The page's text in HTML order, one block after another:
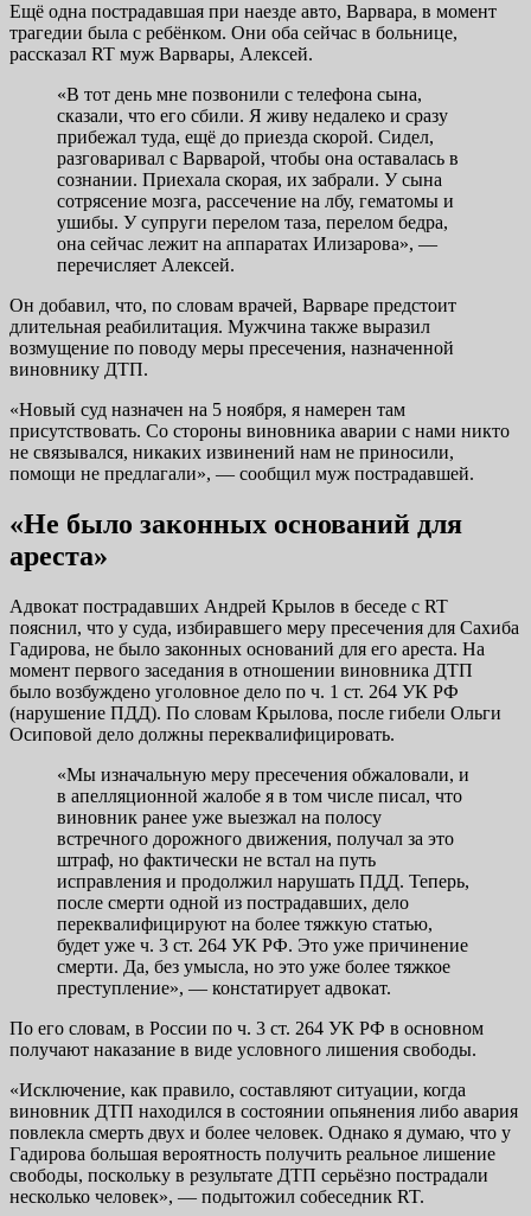
Ещё одна пострадавшая при наезде авто, Варвара, в момент
трагедии была с ребёнком. Они оба сейчас в больнице,
рассказал RT муж Варвары, Алексей.
«В тот день мне позвонили с телефона сына,
сказали, что его сбили. Я живу недалеко и сразу
прибежал туда, ещё до приезда скорой. Сидел,
разговаривал с Варварой, чтобы она оставалась в
сознании. Приехала скорая, их забрали. У сына
сотрясение мозга, рассечение на лбу, гематомы и
ушибы. У супруги перелом таза, перелом бедра,
она сейчас лежит на аппаратах Илизарова», —
перечисляет Алексей.
Он добавил, что, по словам врачей, Варваре предстоит
длительная реабилитация. Мужчина также выразил
возмущение по поводу меры пресечения, назначенной
виновнику ДТП.
«Новый суд назначен на 5 ноября, я намерен там
присутствовать. Со стороны виновника аварии с нами никто
не связывался, никаких извинений нам не приносили,
помощи не предлагали», — сообщил муж пострадавшей.
«Не было законных оснований для
ареста»
Адвокат пострадавших Андрей Крылов в беседе с RT
пояснил, что у суда, избиравшего меру пресечения для Сахиба
Гадирова, не было законных оснований для его ареста. На
момент первого заседания в отношении виновника ДТП
было возбуждено уголовное дело по ч. 1 ст. 264 УК РФ
(нарушение ПДД). По словам Крылова, после гибели Ольги
Осиповой дело должны переквалифицировать.
«Мы изначальную меру пресечения обжаловали, и
в апелляционной жалобе я в том числе писал, что
виновник ранее уже выезжал на полосу
встречного дорожного движения, получал за это
штраф, но фактически не встал на путь
исправления и продолжил нарушать ПДД. Теперь,
после смерти одной из пострадавших, дело
переквалифицируют на более тяжкую статью,
будет уже ч. 3 ст. 264 УК РФ. Это уже причинение
смерти. Да, без умысла, но это уже более тяжкое
преступление», — констатирует адвокат.
По его словам, в России по ч. 3 ст. 264 УК РФ в основном
получают наказание в виде условного лишения свободы.
«Исключение, как правило, составляют ситуации, когда
виновник ДТП находился в состоянии опьянения либо авария
повлекла смерть двух и более человек. Однако я думаю, что у
Гадирова большая вероятность получить реальное лишение
свободы, поскольку в результате ДТП серьёзно пострадали
несколько человек», — подытожил собеседник RT.